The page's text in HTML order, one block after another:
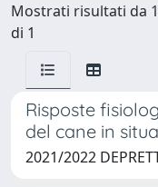
Mostrati risultati da 1
di 1
Risposte
del cane in
2021/2022